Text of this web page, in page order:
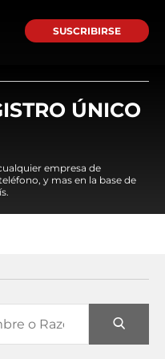
SUSCRIBIRSE
ÚNICO
empresa de
y mas en la base de